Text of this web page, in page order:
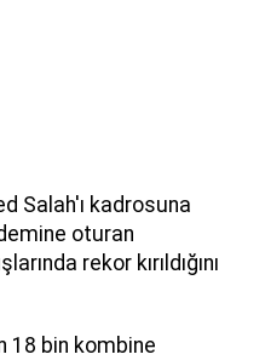
Salah'ı kadrosuna
oturan
rekor kırıldığını
18 bin kombine